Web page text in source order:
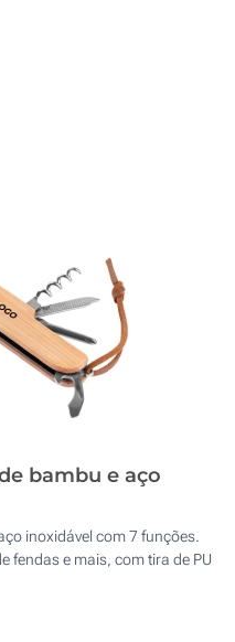
bambu e aço
inoxidável com 7 funções.
fendas e mais, com tira de PU